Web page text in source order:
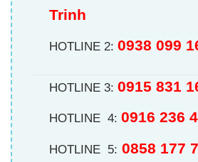
Trinh
HOTLINE 2:0938 099
HOTLINE 3:0915 831
HOTLINE 4:0916 236
HOTLINE 5: 0858 177